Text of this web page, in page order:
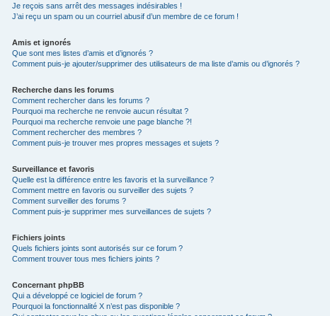
Je reçois sans arrêt des messages indésirables !
J’ai reçu un spam ou un courriel abusif d’un membre de ce forum !
Amis et ignorés
Que sont mes listes d’amis et d’ignorés ?
Comment puis-je ajouter/supprimer des utilisateurs de ma liste d’amis ou d’ignorés ?
Recherche dans les forums
Comment rechercher dans les forums ?
Pourquoi ma recherche ne renvoie aucun résultat ?
Pourquoi ma recherche renvoie une page blanche ?!
Comment rechercher des membres ?
Comment puis-je trouver mes propres messages et sujets ?
Surveillance et favoris
Quelle est la différence entre les favoris et la surveillance ?
Comment mettre en favoris ou surveiller des sujets ?
Comment surveiller des forums ?
Comment puis-je supprimer mes surveillances de sujets ?
Fichiers joints
Quels fichiers joints sont autorisés sur ce forum ?
Comment trouver tous mes fichiers joints ?
Concernant phpBB
Qui a développé ce logiciel de forum ?
Pourquoi la fonctionnalité X n’est pas disponible ?